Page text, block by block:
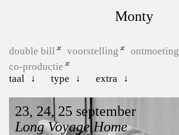
Monty
double bill voorstelling ontmoeting
co-productie
taal
type extra
23, 24, 25 september
Long Voyage Home